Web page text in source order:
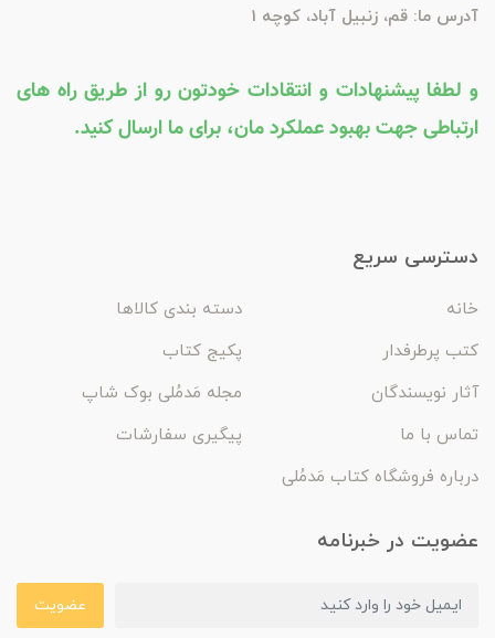
آدرس ما: قم، زنبیل آباد، کوچه 1
و لطفا پیشنهادات و انتقادات خودتون رو از طریق راه های
ارتباطی جهت بهبود عملکرد مان، برای ما ارسال کنید.
دسترسی سریع
خانه
دسته بندی کالاها
کتب پرطرفدار
پکیج کتاب
آثار نویسندگان
مجله مَدمُلی بوک شاپ
تماس با ما
پیگیری سفارشات
درباره فروشگاه کتاب مَدمُلی
عضویت در خبرنامه
عضویت